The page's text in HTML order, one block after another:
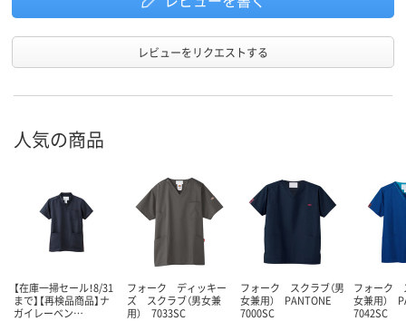
レビューをリクエストする
人気の商品
【在庫一掃セール！8/31
まで】【再検品商品】ナ
ガイレーベン…
フォーク ディッキー
ズ スクラブ（男女兼
用） 7033SC
フォーク スクラブ（男
女兼用） PANTONE
7000SC
フォーク
女兼用）
7042SC